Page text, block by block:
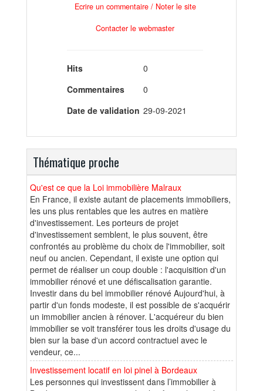
Ecrire un commentaire / Noter le site
Contacter le webmaster
Hits
0
Commentaires
0
Date de validation 29-09-2021
Thématique proche
Qu'est ce que la Loi immobilière Malraux
En France, il existe autant de placements immobiliers,
les uns plus rentables que les autres en matière
d'investissement. Les porteurs de projet
d'investissement semblent, le plus souvent, être
confrontés au problème du choix de l'immobilier, soit
neuf ou ancien. Cependant, il existe une option qui
permet de réaliser un coup double : l'acquisition d'un
immobilier rénové et une défiscalisation garantie.
Investir dans du bel immobilier rénové Aujourd'hui, à
partir d'un fonds modeste, il est possible de s'acquérir
un immobilier ancien à rénover. L'acquéreur du bien
immobilier se voit transférer tous les droits d'usage du
bien sur la base d'un accord contractuel avec le
vendeur, ce...
Investissement locatif en loi pinel à Bordeaux
Les personnes qui investissent dans l’immobilier à